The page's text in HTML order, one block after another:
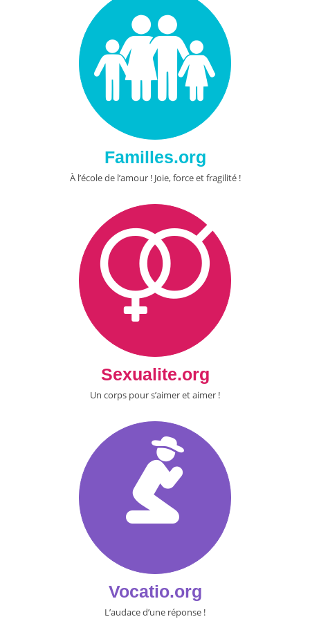
Familles.org
À l’école de l’amour ! Joie, force et fragilité !
Sexualite.org
Un corps pour s’aimer et aimer !
Vocatio.org
L’audace d’une réponse !